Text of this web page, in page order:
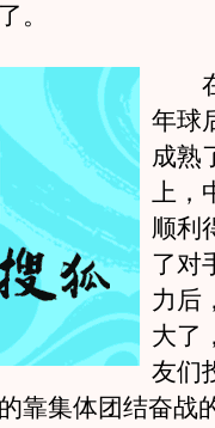
。
在
年球
成熟
上，
顺利
了对
力后
大了
友们
靠集体团结奋战